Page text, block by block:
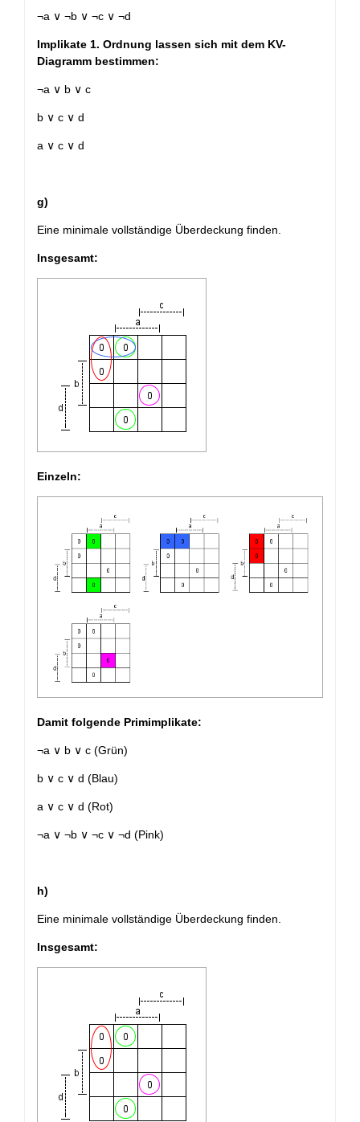
¬a ∨ ¬b ∨ ¬c ∨ ¬d
Implikate 1. Ordnung lassen sich mit dem KV-
Diagramm bestimmen:
¬a ∨ b ∨ c
b ∨ c ∨ d
a ∨ c ∨ d
g)
Eine minimale vollständige Überdeckung finden.
Insgesamt:
Einzeln:
Damit folgende Primimplikate:
¬a ∨ b ∨ c (Grün)
b ∨ c ∨ d (Blau)
a ∨ c ∨ d (Rot)
¬a ∨ ¬b ∨ ¬c ∨ ¬d (Pink)
h)
Eine minimale vollständige Überdeckung finden.
Insgesamt: